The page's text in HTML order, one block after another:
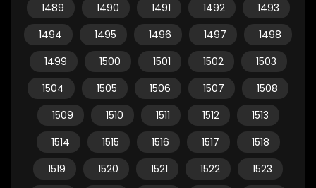
1489
1490 1491 1492
1493
1494
1495 1496 1497
1498
1499
1500 1501 1502
1503
1504
1505 1506 1507
1508
1509
1510 1511 1512
1513
1514
1515 1516 1517
1518
1519
1520 1521 1522
1523